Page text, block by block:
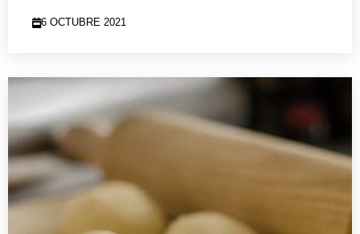
6 OCTUBRE 2021